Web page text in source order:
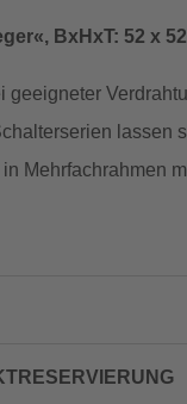
BxHxT: 52 x
geeigneter
lassen
Mehrfachrahmen